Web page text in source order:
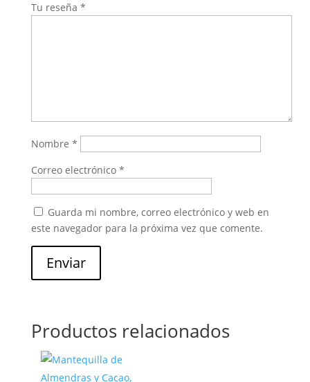
Tu reseña *
Nombre *
Correo electrónico *
Guarda mi nombre, correo electrónico y web en
este navegador para la próxima vez que comente.
Enviar
Productos relacionados